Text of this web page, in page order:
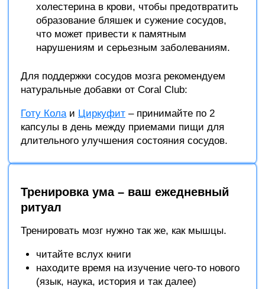
холестерина в крови, чтобы предотвратить
образование бляшек и сужение сосудов,
что может привести к памятным
нарушениям и серьезным заболеваниям.
Для поддержки сосудов мозга рекомендуем
натуральные добавки от Coral Club:
Готу Колаи Циркуфит – принимайте по 2
капсулы в день между приемами пищи для
длительного улучшения состояния сосудов.
Тренировка ума – ваш ежедневный
ритуал
Тренировать мозг нужно так же, как мышцы.
читайте вслух книги
находите время на изучение чего-то нового
(язык, наука, история и так далее)